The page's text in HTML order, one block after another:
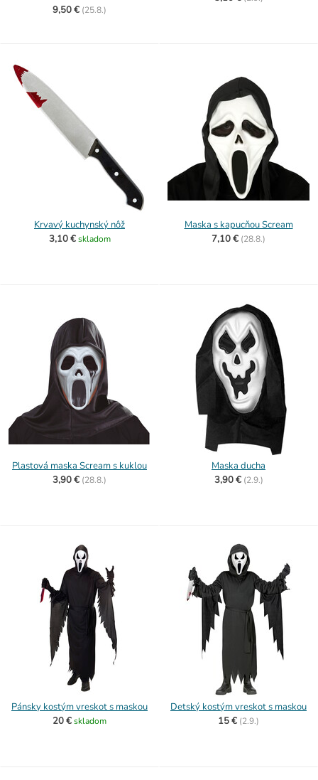
9,50 € (25.8.)
Krvavý kuchynský nôž
3,10 € skladom
Maska s kapucňou Scream
7,10 € (28.8.)
Plastová maska Scream s kuklou
3,90 € (28.8.)
Maska ducha
3,90 € (2.9.)
Pánsky kostým vreskot s maskou
20 €skladom
Detský kostým vreskot s maskou
15 € (2.9.)